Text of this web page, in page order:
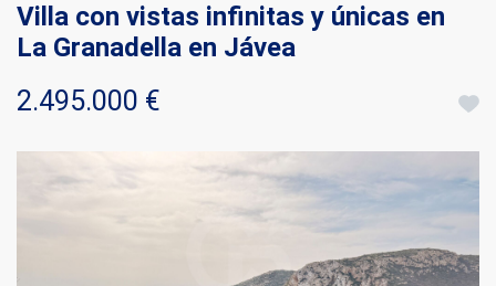
Villa con vistas infinitas y únicas en
La Granadella en Jávea
2.495.000 €